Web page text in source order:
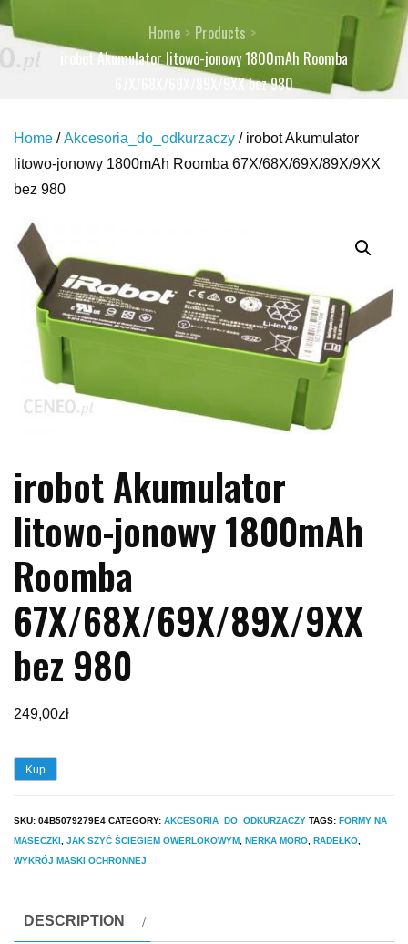
Home
Products
irobot Akumulator litowo-jonowy 1800mAh Roomba
67X/68X/69X/89X/9XX bez 980
Home /Akcesoria_do_odkurzaczy / irobot Akumulator
litowo-jonowy 1800mAh Roomba 67X/68X/69X/89X/9XX
bez 980
irobot Akumulator
litowo-jonowy 1800mAh
Roomba
67X/68X/69X/89X/9XX
bez 980
249,00zł
Kup
SKU: 04B5079279E4 CATEGORY: AKCESORIA_DO_ODKURZACZY TAGS: FORMY NA
MASECZKI JAK SZYĆ ŚCIEGIEM OWERLOKOWYM NERKA MORO RADEŁKO
WYKRÓJ MASKI OCHRONNEJ
DESCRIPTION